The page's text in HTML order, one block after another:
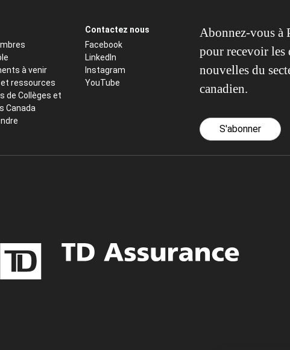
à venir
ressources
de Collèges et
Canada
Contactez nous
Facebook
LinkedIn
Instagram
YouTube
Abonnez-vous à
pour recevoir les
nouvelles du
canadien.
S'abonner